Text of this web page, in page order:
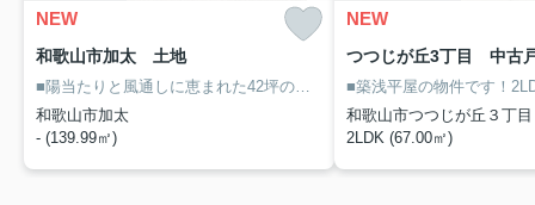
NEW
和歌山市加太 土地
■陽当たりと風通しに恵まれた42坪の角地
■潮風が心地よい加太ならで
和歌山市加太
- (139.99㎡)
NEW
つつじが丘3丁目 中古
■築浅平屋の物件です！
和歌山市つつじが丘３丁目
2LDK (67.00㎡)